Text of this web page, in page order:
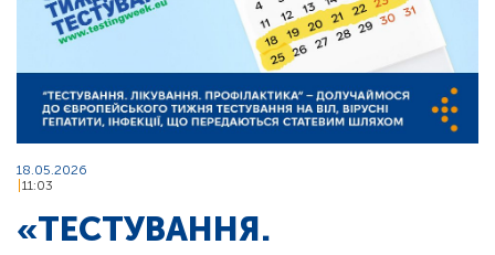
18.05.2026
11:03
«ТЕСТУВАННЯ.